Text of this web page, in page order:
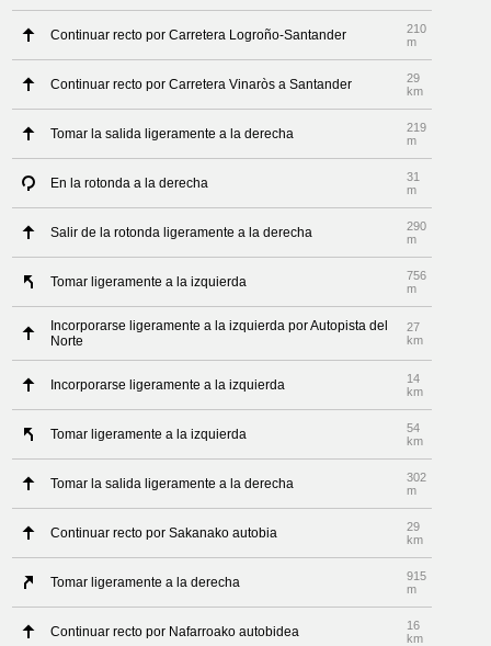
Continuar recto por Carretera Logroño-Santander
210
m
Continuar recto por Carretera Vinaròs a Santander
29
km
Tomar la salida ligeramente a la derecha
219
m
En la rotonda a la derecha
31
m
Salir de la rotonda ligeramente a la derecha
290
m
Tomar ligeramente a la izquierda
756
m
Incorporarse ligeramente a la izquierda por Autopista del
Norte
27
km
Incorporarse ligeramente a la izquierda
14
km
Tomar ligeramente a la izquierda
54
km
Tomar la salida ligeramente a la derecha
302
m
Continuar recto por Sakanako autobia
29
km
Tomar ligeramente a la derecha
915
m
Continuar recto por Nafarroako autobidea
16
km